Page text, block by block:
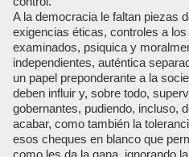
A la democracia le faltan piezas
exigencias éticas, controles a
examinados, psiquica y
independientes, auténtica
un papel preponderante a la
deben influir y, sobre todo,
gobernantes, pudiendo, incluso,
acabar, como también la
esos cheques en blanco que